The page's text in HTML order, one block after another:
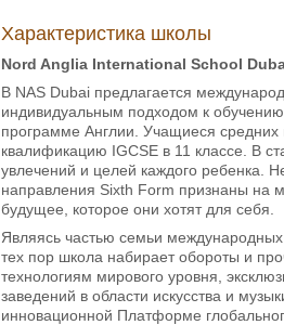
Характеристика школы
Nord Anglia International School
В NAS Dubai предлагается
индивидуальным подходом к
программе Англии. Учащиеся средних
квалификацию IGCSE в 11 классе. В
увлечений и целей каждого ребенка.
направления Sixth Form признаны на
будущее, которое они хотят для себя.
Являясь частью семьи
тех пор школа набирает обороты и
технологиям мирового уровня,
заведений в области искусства и
инновационной Платформе